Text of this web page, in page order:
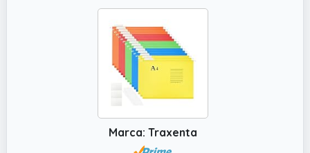
Marca: Traxenta